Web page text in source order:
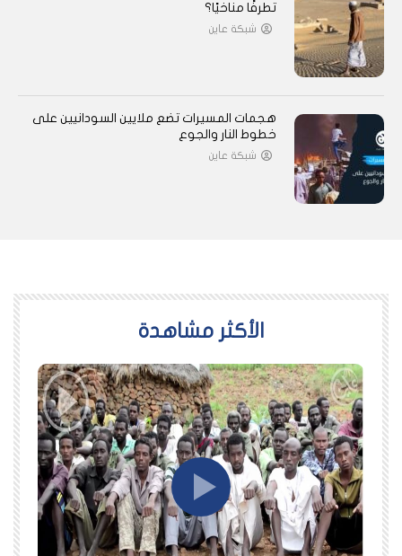
تطرفًا مناخيًا؟
شبكة عاين
هجمات المسيرات تضع ملايين السودانيين على
خطوط النار والجوع
شبكة عاين
اﻷكثر مشاهدة